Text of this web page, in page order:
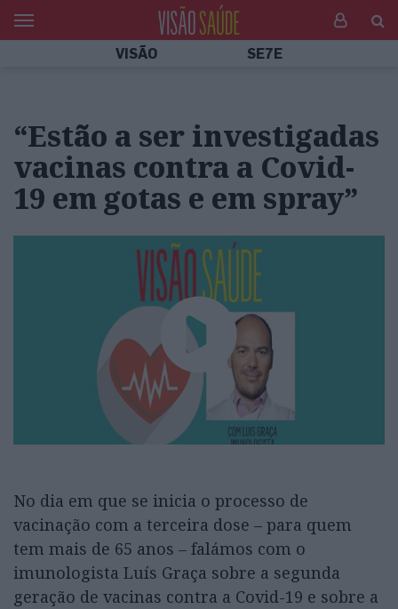
VISÃO SE7E
“Estão a ser investigadas
vacinas contra a Covid-
19 em gotas e em spray”
No dia em que se inicia o processo de
vacinação com a terceira dose – para quem
tem mais de 65 anos – falámos com o
imunologista Luís Graça sobre a segunda
geração de vacinas contra a Covid-19 e sobre a